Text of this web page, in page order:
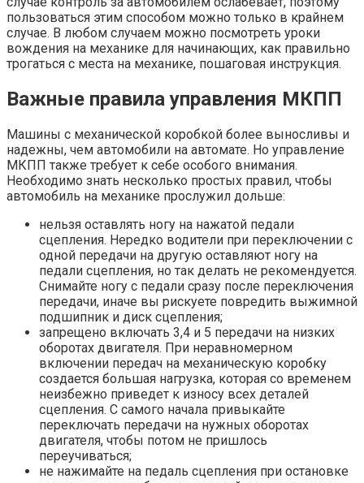
пользоваться этим способом можно только в крайнем
случае. В любом случаем можно посмотреть уроки
вождения на механике для начинающих, как правильно
трогаться с места на механике, пошаговая инструкция.
Важные правила управления МКПП
Машины с механической коробкой более выносливы и
надежны, чем автомобили на автомате. Но управление
МКПП также требует к себе особого внимания.
Необходимо знать несколько простых правил, чтобы
автомобиль на механике прослужил дольше:
нельзя оставлять ногу на нажатой педали
сцепления. Нередко водители при переключении с
одной передачи на другую оставляют ногу на
педали сцепления, но так делать не рекомендуется.
Снимайте ногу с педали сразу после переключения
передачи, иначе вы рискуете повредить выжимной
подшипник и диск сцепления;
запрещено включать 3,4 и 5 передачи на низких
оборотах двигателя. При неравномерном
включении передач на механическую коробку
создается большая нагрузка, которая со временем
неизбежно приведет к износу всех деталей
сцепления. С самого начала привыкайте
переключать передачи на нужных оборотах
двигателя, чтобы потом не пришлось
переучиваться;
не нажимайте на педаль сцепления при остановке